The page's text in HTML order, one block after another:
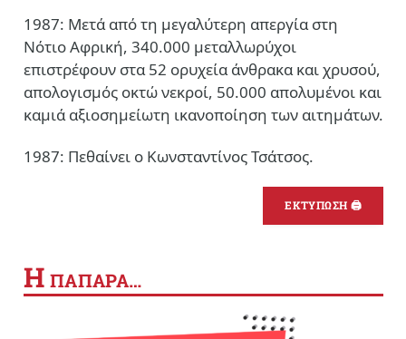
1987: Μετά από τη μεγαλύτερη απεργία στη
Νότιο Αφρική, 340.000 μεταλλωρύχοι
επιστρέφουν στα 52 ορυχεία άνθρακα και χρυσού,
απολογισμός οκτώ νεκροί, 50.000 απολυμένοι και
καμιά αξιοσημείωτη ικανοποίηση των αιτημάτων.
1987: Πεθαίνει ο Κωνσταντίνος Τσάτσος.
ΕΚΤΥΠΩΣΗ 🖨
Η ΠΑΠΑΡΑ…